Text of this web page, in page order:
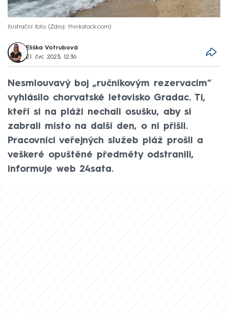
Ilustrační foto Zdroj: thinkstock.com
Eliška Votrubová
21. čvc 2023, 12:36
Nesmlouvavý boj „ručníkovým rezervacím“
vyhlásilo chorvatské letovisko Gradac. Ti,
kteří si na pláži nechali osušku, aby si
zabrali místo na další den, o ni přišli.
Pracovníci veřejných služeb pláž prošli a
veškeré opuštěné předměty odstranili,
informuje web 24sata.